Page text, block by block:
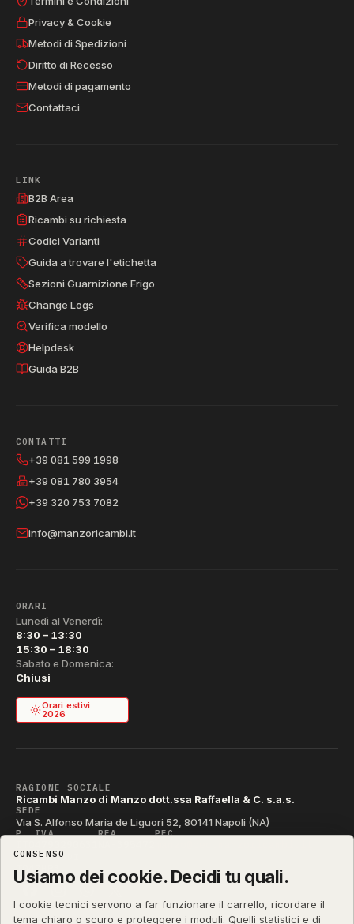
Privacy & Cookie
Metodi di Spedizioni
Diritto di Recesso
Metodi di pagamento
Contattaci
LINK
B2B Area
Ricambi su richiesta
Codici Varianti
Guida a trovare l'etichetta
Sezioni Guarnizione Frigo
Change Logs
Verifica modello
Helpdesk
Guida B2B
CONTATTI
+39 081 599 1998
+39 081 780 3954
+39 320 753 7082
info@manzoricambi.it
ORARI
Lunedì al Venerdì:
8:30 – 13:30
15:30 – 18:30
Sabato e Domenica:
Chiusi
Orari estivi
2026
RAGIONE SOCIALE
Ricambi Manzo di Manzo dott.ssa Raffaella & C. s.a.s.
SEDE
Via S. Alfonso Maria de Liguori 52, 80141 Napoli (NA)
P. IVA REA PEC
CODICE SDI
T04ZHR3
CONSENSO
Usiamo dei cookie. Decidi tu quali.
I cookie tecnici servono a far funzionare il carrello, ricordare il
tema chiaro o scuro e proteggere i moduli. Quelli statistici e di